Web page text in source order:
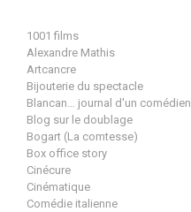
1001 films
Alexandre Mathis
Artcancre
Bijouterie du spectacle
Blancan… journal d'un comédien
Blog sur le doublage
Bogart (La comtesse)
Box office story
Cinécure
Cinématique
Comédie italienne